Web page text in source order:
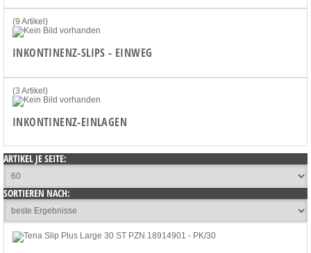
(9 Artikel)
INKONTINENZ-SLIPS - EINWEG
(3 Artikel)
INKONTINENZ-EINLAGEN
ARTIKEL JE SEITE:
SORTIEREN NACH: